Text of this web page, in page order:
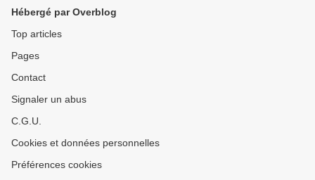
Hébergé par Overblog
Top articles
Pages
Contact
Signaler un abus
C.G.U.
Cookies et données personnelles
Préférences cookies